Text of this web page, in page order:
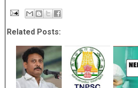
Related Posts: